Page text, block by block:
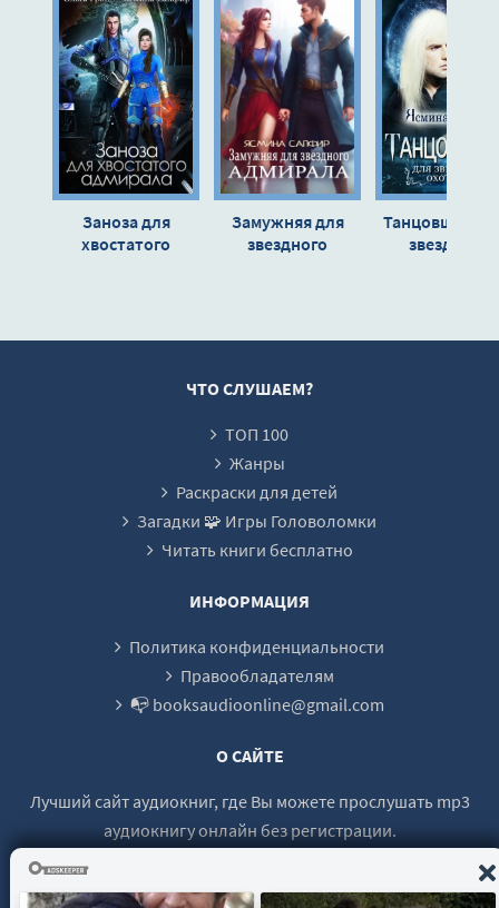
20
Заноза для
хвостатого
Замужняя для
звездного
Танцовщица
звездного
ЧТО СЛУШАЕМ?
ТОП 100
Жанры
Раскраски для детей
Загадки 🧩 Игры Головоломки
Читать книги бесплатно
ИНФОРМАЦИЯ
Политика конфиденциальности
Правообладателям
📭 booksaudioonline@gmail.com
О САЙТЕ
Лучший сайт аудиокниг, где Вы можете прослушать mp3
аудиокнигу онлайн без регистрации.